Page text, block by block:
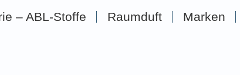
– ABL-Stoffe Raumduft Marken